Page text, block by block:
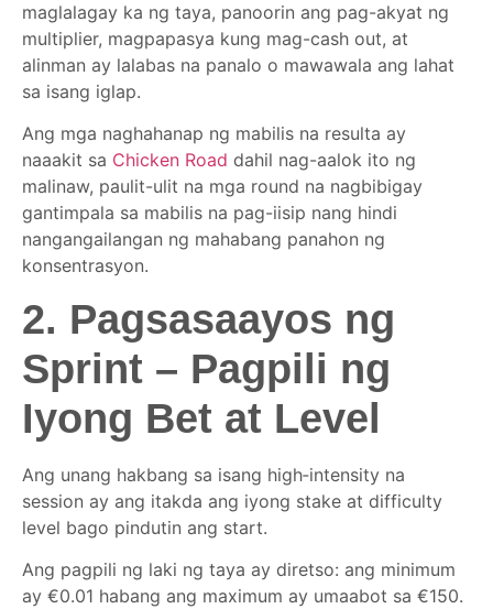
maglalagay ka ng taya, panoorin ang pag-akyat ng
multiplier, magpapasya kung mag-cash out, at
alinman ay lalabas na panalo o mawawala ang lahat
sa isang iglap.
Ang mga naghahanap ng mabilis na resulta ay
naaakit sa Chicken Road dahil nag-aalok ito ng
malinaw, paulit-ulit na mga round na nagbibigay
gantimpala sa mabilis na pag-iisip nang hindi
nangangailangan ng mahabang panahon ng
konsentrasyon.
2. Pagsasaayos ng
Sprint – Pagpili ng
Iyong Bet at Level
Ang unang hakbang sa isang high‑intensity na
session ay ang itakda ang iyong stake at difficulty
level bago pindutin ang start.
Ang pagpili ng laki ng taya ay diretso: ang minimum
ay €0.01 habang ang maximum ay umaabot sa €150.